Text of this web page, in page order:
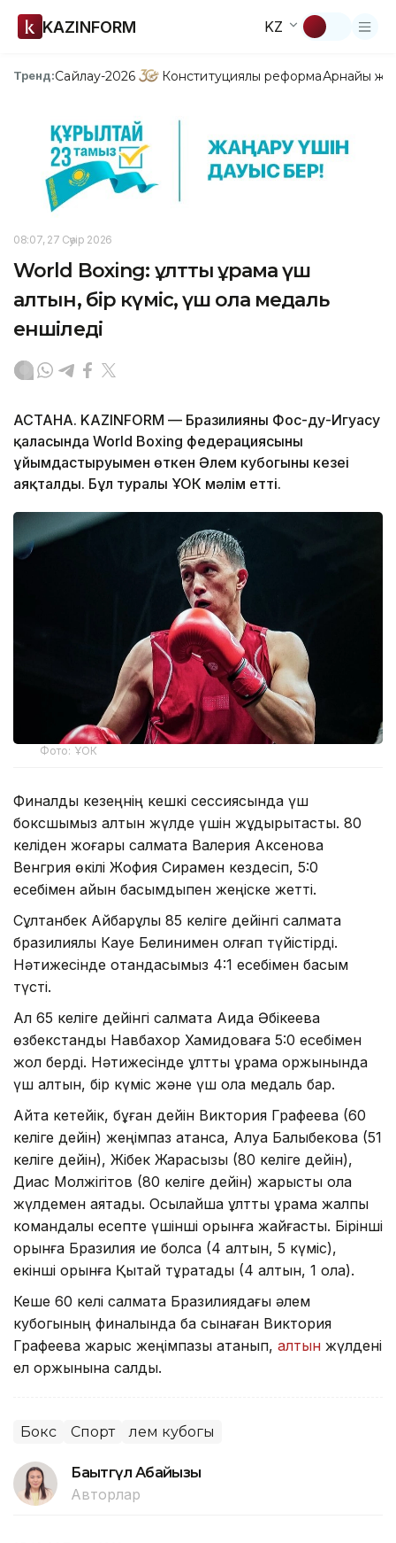
KAZINFORM KZ
Тренд:Сайлау-2026 Конституциялық реформаАрнайы
08:07, 27 Сәуір 2026
World Boxing: ұлттық құрама үш
алтын, бір күміс, үш қола медаль
еншіледі
АСТАНА. KAZINFORM — Бразилияның Фос-ду-Игуасу
қаласында World Boxing федерациясының
ұйымдастыруымен өткен Әлем кубогының кезеңі
аяқталды. Бұл туралы ҰОК мәлім етті.
Фото: ҰОК
Финалдық кезеңнің кешкі сессиясында үш
боксшымыз алтын жүлде үшін жұдырықтасты. 80
келіден жоғары салмақта Валерия Аксенова
Венгрия өкілі Жофия Сирамен кездесіп, 5:0
есебімен айқын басымдықпен жеңіске жетті.
Сұлтанбек Айбарұлы 85 келіге дейінгі салмақта
бразилиялық Кауе Белинимен қолғап түйістірді.
Нәтижесінде отандасымыз 4:1 есебімен басым
түсті.
Ал 65 келіге дейінгі салмақта Аида Әбікеева
өзбекстандық Навбахор Хамидоваға 5:0 есебімен
жол берді. Нәтижесінде ұлттық құрама қоржынында
үш алтын, бір күміс және үш қола медаль бар.
Айта кетейік, бұған дейін Виктория Графеева (60
келіге дейін) жеңімпаз атанса, Алуа Балқыбекова (51
келіге дейін), Жібек Жарасқызы (80 келіге дейін),
Диас Молжігітов (80 келіге дейін) жарысты қола
жүлдемен аяқтады. Осылайша ұлттық құрама жалпы
командалық есепте үшінші орынға жайғасты. Бірінші
орынға Бразилия ие болса (4 алтын, 5 күміс),
екінші орынға Қытай тұрақтады (4 алтын, 1 қола).
Кеше 60 келі салмақта Бразилиядағы әлем
кубогының финалында бақ сынаған Виктория
Графеева жарыс жеңімпазы атанып, алтын жүлдені
ел қоржынына салды.
Бокс Спорт Әлем кубогы
Бақытгүл Абайқызы
Авторлар